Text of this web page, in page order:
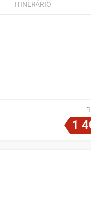
ITINERÁRIO
1
1